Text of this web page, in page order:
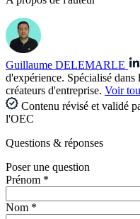
Guillaume DELEMARLE
d'expérience. Spécialisé
créateurs d'entreprise. Voir
Contenu révisé et validé
l'OEC
Questions & réponses
Poser une question
Prénom *
Nom *